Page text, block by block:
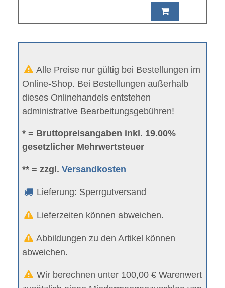
Alle Preise nur gültig bei Bestellungen im
Online-Shop. Bei Bestellungen außerhalb
dieses Onlinehandels entstehen
administrative Bearbeitungsgebühren!
* = Bruttopreisangaben inkl. 19.00%
gesetzlicher Mehrwertsteuer
** = zzgl.Versandkosten
Lieferung: Sperrgutversand
Lieferzeiten können abweichen.
Abbildungen zu den Artikel können
abweichen.
Wir berechnen unter 100,00 € Warenwert